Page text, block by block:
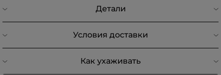
Детали
Условия доставки
Как ухаживать